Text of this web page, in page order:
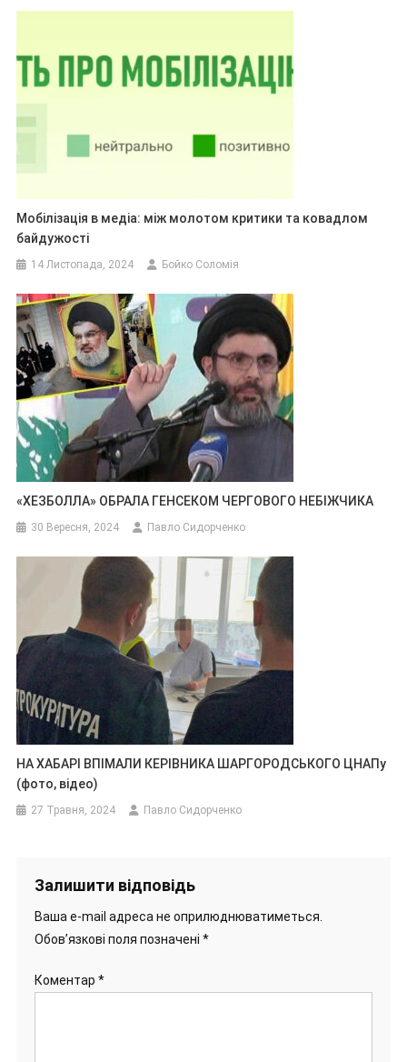
Мобілізація в медіа: між молотом критики та ковадлом
байдужості
14 Листопада, 2024 Бойко Соломія
«ХЕЗБОЛЛА» ОБРАЛА ГЕНСЕКОМ ЧЕРГОВОГО НЕБІЖЧИКА
30 Вересня, 2024 Павло Сидорченко
НА ХАБАРІ ВПІМАЛИ КЕРІВНИКА ШАРГОРОДСЬКОГО ЦНАПу
(фото, відео)
27 Травня, 2024 Павло Сидорченко
Залишити відповідь
Ваша e-mail адреса не оприлюднюватиметься.
Обов’язкові поля позначені *
Коментар *